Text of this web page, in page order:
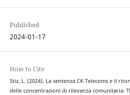
Published
2024-01-17
How to Cite
Stiz, L. (2024). La sentenza CK Telecoms e il
delle concentrazioni di rilevanza comunitaria: